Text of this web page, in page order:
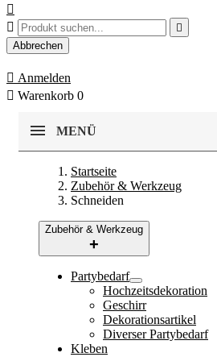



Abbrechen
 Anmelden
 Warenkorb 0
MENÜ
Startseite
Zubehör & Werkzeug
Schneiden
Zubehör & Werkzeug
Partybedarf
Hochzeitsdekoration
Geschirr
Dekorationsartikel
Diverser Partybedarf
Kleben